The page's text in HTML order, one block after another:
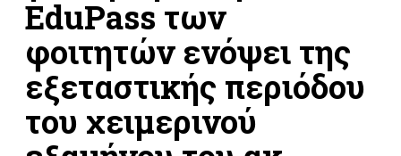
EduPass των
φοιτητών ενόψει της
εξεταστικής περιόδου
του χειμερινού